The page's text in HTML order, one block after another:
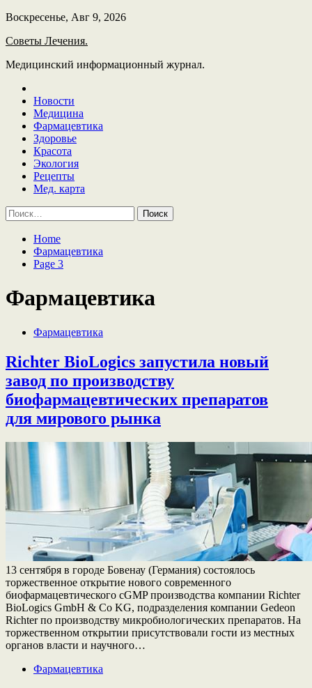
Skip
content
Воскресенье, Авг 9, 2026
Советы Лечения.
Медицинский информационный журнал.
Новости
Медицина
Фармацевтика
Здоровье
Красота
Экология
Рецепты
Мед. карта
Найти:
Home
Фармацевтика
Page 3
Фармацевтика
Фармацевтика
Richter BioLogics запустила новый
завод по производству
биофармацевтических препаратов
для мирового рынка
13 сентября в городе Бовенау (Германия) состоялось
торжественное открытие нового современного
биофармацевтического cGMP производства компании Richter
BioLogics GmbH & Co KG, подразделения компании Gedeon
Richter по производству микробиологических препаратов. На
торжественном открытии присутствовали гости из местных
органов власти и научного…
Фармацевтика